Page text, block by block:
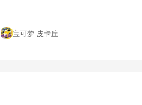
宝可梦 皮卡丘